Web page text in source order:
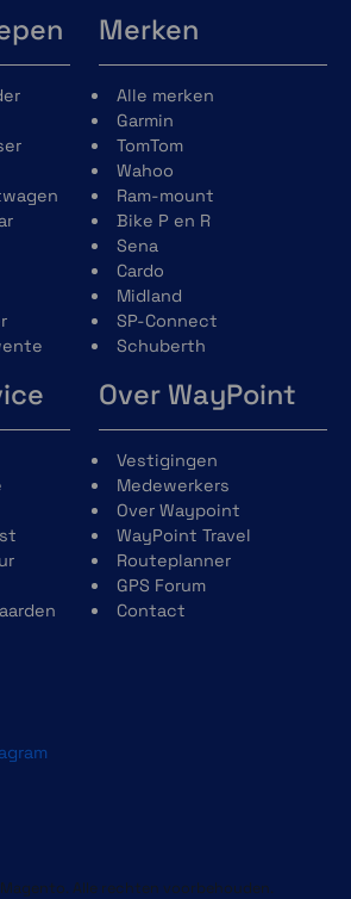
Merken
Alle merken
Garmin
TomTom
Wahoo
Ram-mount
Bike P en R
Sena
Cardo
Midland
SP-Connect
Schuberth
Over WayPoint
Vestigingen
Medewerkers
Over Waypoint
WayPoint Travel
Routeplanner
GPS Forum
Contact
Alle rechten voorbehouden.